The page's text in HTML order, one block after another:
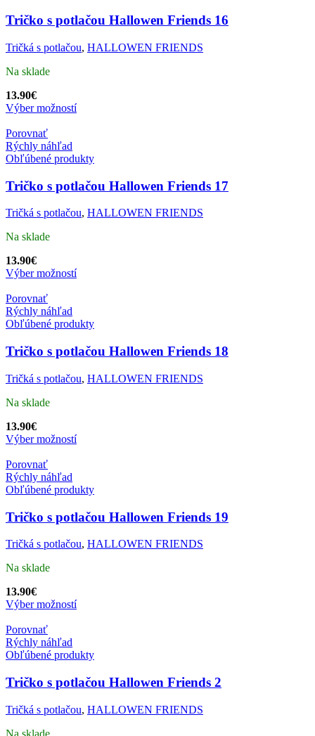
Tričko s potlačou Hallowen Friends 16
Tričká s potlačou, HALLOWEN FRIENDS
Na sklade
13.90€
Výber možností
Porovnať
Rýchly náhľad
Obľúbené produkty
Tričko s potlačou Hallowen Friends 17
Tričká s potlačou, HALLOWEN FRIENDS
Na sklade
13.90€
Výber možností
Porovnať
Rýchly náhľad
Obľúbené produkty
Tričko s potlačou Hallowen Friends 18
Tričká s potlačou, HALLOWEN FRIENDS
Na sklade
13.90€
Výber možností
Porovnať
Rýchly náhľad
Obľúbené produkty
Tričko s potlačou Hallowen Friends 19
Tričká s potlačou, HALLOWEN FRIENDS
Na sklade
13.90€
Výber možností
Porovnať
Rýchly náhľad
Obľúbené produkty
Tričko s potlačou Hallowen Friends 2
Tričká s potlačou, HALLOWEN FRIENDS
Na sklade